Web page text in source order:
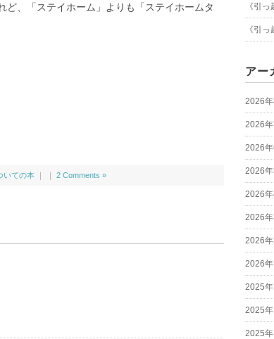
、「ステイホーム」よりも「ステイホームタ
いての本 ｜ ｜ 2 Comments »
《引
《引
アー
2026年
2026年
2026年
2026年
2026年
2026年
2026年
2026年
2025年
2025年
2025年